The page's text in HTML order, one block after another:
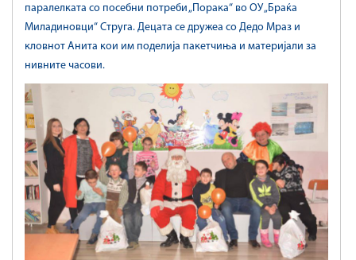
паралелката со посебни потреби „Порака“ во ОУ „Браќа
Миладиновци“ Струга. Децата сe дружеа со Дедо Мраз и
кловнот Анита кои им поделија пакетчиња и материјали за
нивните часови.